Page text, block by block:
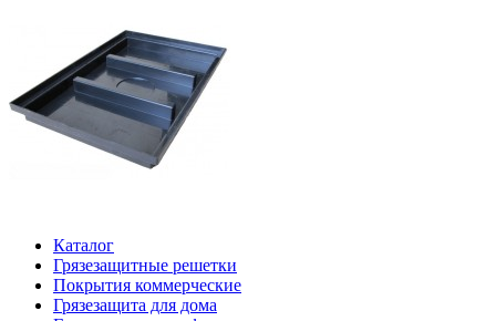
Каталог
Грязезащитные решетки
Покрытия коммерческие
Грязезащита для дома